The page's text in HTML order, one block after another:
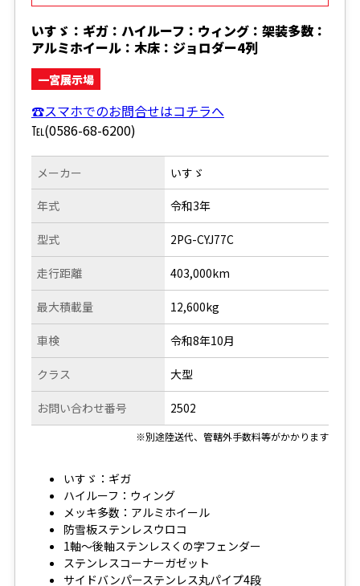
いすゞ：ギガ：ハイルーフ：ウィング：架装多数：
アルミホイール：木床：ジョロダー4列
一宮展示場
☎スマホでのお問合せはコチラへ
℡(0586-68-6200)
メーカー
年式
型式
走行距離
いすゞ
令和3年
2PG-CYJ77C
403,000km
最大積載量
車検
クラス
お問い合わせ番号
12,600kg
令和8年10月
大型
2502
※別途陸送代、管轄外手数料等がかかります
いすゞ：ギガ
ハイルーフ：ウィング
メッキ多数：アルミホイール
防雪板ステンレスウロコ
1軸～後軸ステンレスくの字フェンダー
ステンレスコーナーガゼット
サイドバンパーステンレス丸パイプ4段